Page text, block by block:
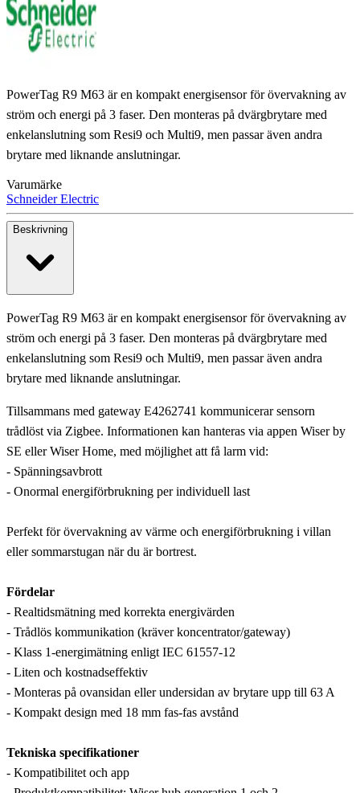
PowerTag R9 M63 är en kompakt energisensor för övervakning av
ström och energi på 3 faser. Den monteras på dvärgbrytare med
enkelanslutning som Resi9 och Multi9, men passar även andra
brytare med liknande anslutningar.
Varumärke
Schneider Electric
Beskrivning
PowerTag R9 M63 är en kompakt energisensor för övervakning av
ström och energi på 3 faser. Den monteras på dvärgbrytare med
enkelanslutning som Resi9 och Multi9, men passar även andra
brytare med liknande anslutningar.
Tillsammans med gateway E4262741 kommunicerar sensorn
trådlöst via Zigbee. Informationen kan hanteras via appen Wiser by
SE eller Wiser Home, med möjlighet att få larm vid:
- Spänningsavbrott
- Onormal energiförbrukning per individuell last
Perfekt för övervakning av värme och energiförbrukning i villan
eller sommarstugan när du är bortrest.
Fördelar
- Realtidsmätning med korrekta energivärden
- Trådlös kommunikation (kräver koncentrator/gateway)
- Klass 1-energimätning enligt IEC 61557-12
- Liten och kostnadseffektiv
- Monteras på ovansidan eller undersidan av brytare upp till 63 A
- Kompakt design med 18 mm fas-fas avstånd
Tekniska specifikationer
- Kompatibilitet och app